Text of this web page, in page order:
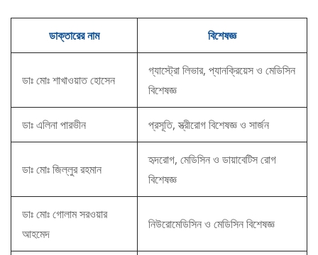
ডাক্তারের নাম বিশেষজ্ঞ
ডাঃ মোঃ শাখাওয়াত হোসেন
গ্যাস্ট্রো লিভার, প্যানক্রিয়েস ও মেডিসিন
বিশেষজ্ঞ
ডাঃ এলিনা পারভীন প্রসূতি, স্ত্রীরোগ বিশেষজ্ঞ ও সার্জন
ডাঃ মোঃ জিল্লুর রহমান
হৃদরোগ, মেডিসিন ও ডায়াবেটিস রোগ
বিশেষজ্ঞ
ডাঃ মোঃ গোলাম সরওয়ার
আহমেদ
নিউরোমেডিসিন ও মেডিসিন বিশেষজ্ঞ